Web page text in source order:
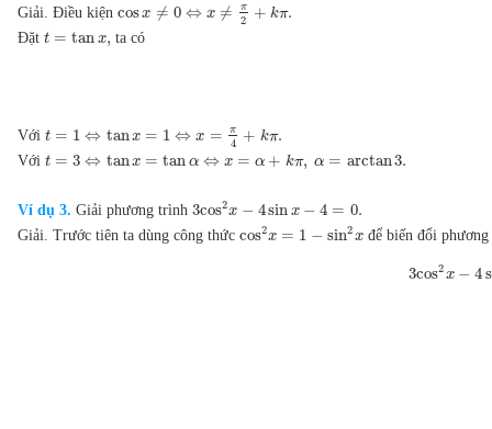
Giải. Điều kiện cosx ≠ 0 ⇔ x ≠ π
2 + kπ.
Đặt t = tan x, ta có
Với t = 1 ⇔ tanx = 1 ⇔ x = π
4 + kπ.
Với t = 3 ⇔ tanx = tan α ⇔ x = α + kπ, α = arctan3.
Ví dụ 3. Giải phương trình 3cos2x − 4sin x − 4 = 0.
Giải. Trước tiên ta dùng công thức cos2x = 1 − sin2x để biến đổi
3cos2x − 4